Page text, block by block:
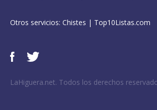
Otros servicios: Chistes | Top10Listas.com
LaHiguera.net. Todos los derechos